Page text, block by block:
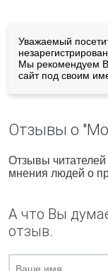
Уважаемый
Мы рекомендуем
сайт под своим
Отзывы о
Отзывы читателей
мнения людей о
А что Вы
отзыв.